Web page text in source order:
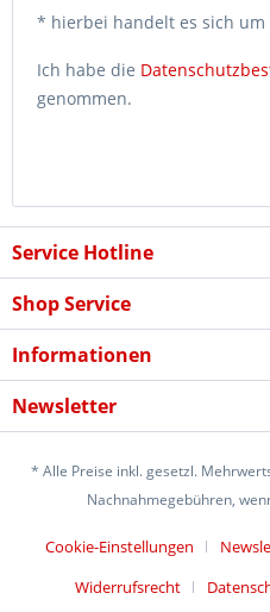
* hierbei handelt es sich um
Ich habe die
genommen.
Service Hotline
Shop Service
Informationen
Newsletter
* Alle Preise inkl. gesetzl.
Nachnahmegebühren,
Cookie-Einstellungen
Widerrufsrecht